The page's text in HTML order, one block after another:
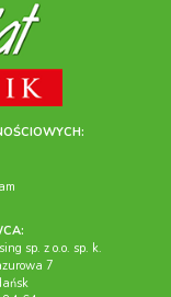
sp. z o.o. sp. k.
7